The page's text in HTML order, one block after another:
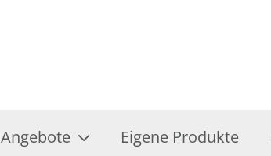
Angebote Eigene Produkte